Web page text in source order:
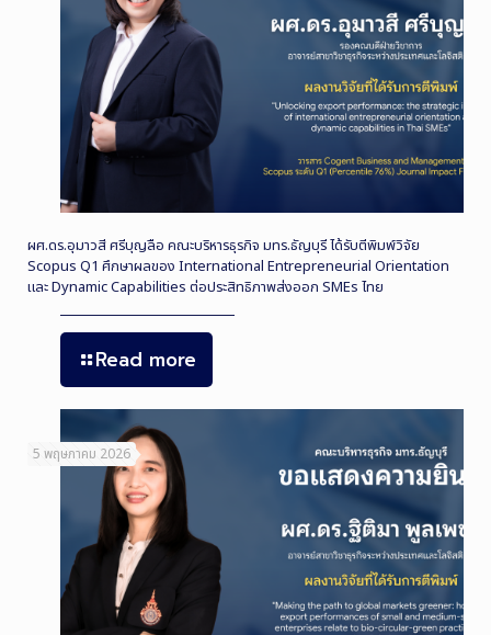
ผศ.ดร.อุมาวสี ศรีบุญลือ คณะบริหารธุรกิจ มทร.ธัญบุรี ได้รับตีพิมพ์วิจัย
Scopus Q1 ศึกษาผลของ International Entrepreneurial Orientation
และ Dynamic Capabilities ต่อประสิทธิภาพส่งออก SMEs ไทย
Read more
5 พฤษภาคม 2026